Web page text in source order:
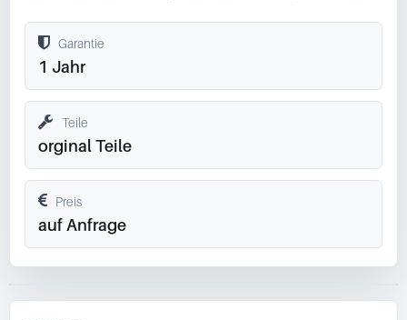
Garantie
1 Jahr
Teile
orginal Teile
Preis
auf Anfrage